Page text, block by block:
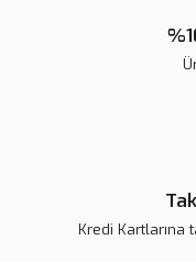
Kredi Kartlarına